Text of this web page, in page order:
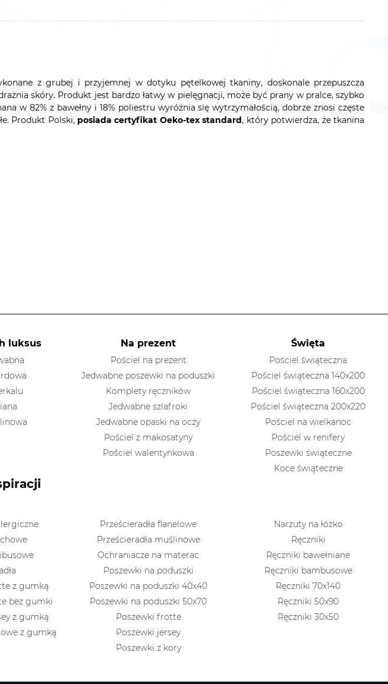
z grubej i przyjemnej w dotyku pętelkowej tkaniny, doskonale przepuszcza
skóry. Produkt jest bardzo łatwy w pielęgnacji, może być prany w pralce, szybko
w 82% z bawełny i 18% poliestru wyróżnia się wytrzymałością, dobrze znosi częste
Produkt Polski, posiada certyfikat Oeko-tex standard, który potwierdza, że tkanina
luksus Na prezent
Pościel na prezent
Jedwabne poszewki na poduszki
Komplety ręczników
Jedwabne szlafroki
Jedwabne opaski na oczy
Pościel z makosatyny
Pościel walentynkowa
Święta
Pościel świąteczna
Pościel świąteczna 140x200
Pościel świąteczna 160x200
Pościel świąteczna 200x220
Pościel na wielkanoc
Pościel w renifery
Poszewki świąteczne
Koce świąteczne
z gumką
bez gumki
z gumką
z gumką
Prześcieradła flanelowe
Prześcieradła muślinowe
Ochraniacze na materac
Poszewki na poduszki
Poszewki na poduszki 40x40
Poszewki na poduszki 50x70
Poszewki frotte
Poszewki jersey
Poszewki z kory
Narzuty na łóżko
Ręczniki
Ręczniki bawełniane
Ręczniki bambusowe
Ręczniki 70x140
Ręczniki 50x90
Ręczniki 30x50